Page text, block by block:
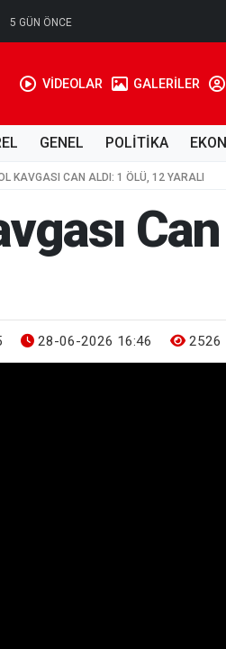
5 GÜN ÖNCE
VİDEOLAR GALERİLER
GENEL POLİTİKA
KAVGASI CAN ALDI: 1 ÖLÜ, 12 YARALI
28-06-2026 16:46 2526